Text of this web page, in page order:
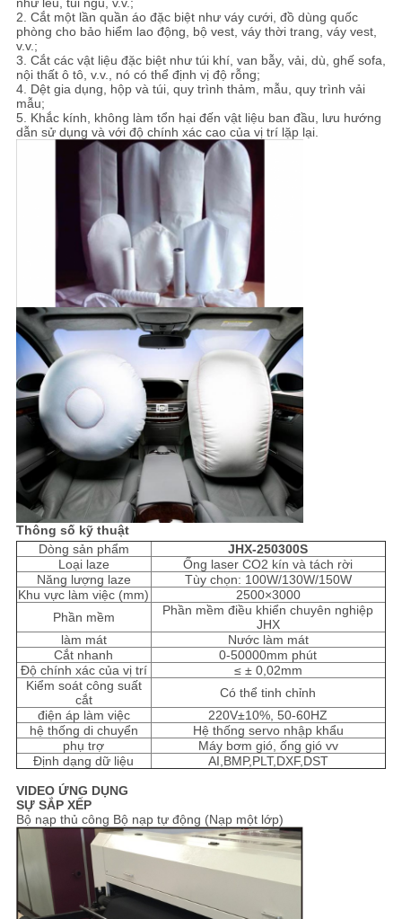
như lều, túi ngủ, v.v.;
2. Cắt một lần quần áo đặc biệt như váy cưới, đồ dùng quốc
phòng cho bảo hiểm lao động, bộ vest, váy thời trang, váy vest,
v.v.;
3. Cắt các vật liệu đặc biệt như túi khí, van bẫy, vải, dù, ghế sofa,
nội thất ô tô, v.v., nó có thể định vị độ rỗng;
4. Dệt gia dụng, hộp và túi, quy trình thảm, mẫu, quy trình vải
mẫu;
5. Khắc kính, không làm tổn hại đến vật liệu ban đầu, lưu hướng
dẫn sử dụng và với độ chính xác cao của vị trí lặp lại.
Thông số kỹ thuật
Dòng sản phẩm
JHX-250300S
Loại laze
Ống laser CO2 kín và tách rời
Năng lượng laze
Tùy chọn: 100W/130W/150W
Khu vực làm việc (mm)
2500×3000
Phần mềm
Phần mềm điều khiển chuyên nghiệp
JHX
làm mát
Nước làm mát
Cắt nhanh
0-50000mm phút
Độ chính xác của vị trí
≤ ± 0,02mm
Kiểm soát công suất
cắt
Có thể tinh chỉnh
điện áp làm việc
220V±10%, 50-60HZ
hệ thống di chuyển
Hệ thống servo nhập khẩu
phụ trợ
Máy bơm gió, ống gió vv
Định dạng dữ liệu
AI,BMP,PLT,DXF,DST
VIDEO ỨNG DỤNG
SỰ SẮP XẾP
Bộ nạp thủ công Bộ nạp tự động (Nạp ​​một lớp)